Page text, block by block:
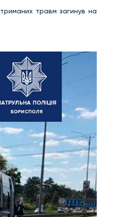
травм загинув на